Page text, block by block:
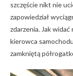
szczęście nikt nie
zapowiedział
zdarzenia. Jak
kierowca
zamkniętą